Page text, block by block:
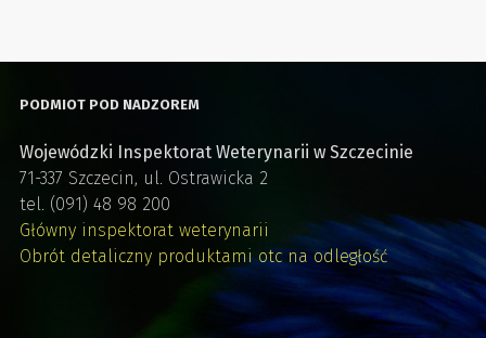
PODMIOT POD NADZOREM
Wojewódzki Inspektorat Weterynarii w Szczecinie
71-337 Szczecin, ul. Ostrawicka 2
tel. (091) 48 98 200
Główny inspektorat weterynarii
Obrót detaliczny produktami otc na odległość